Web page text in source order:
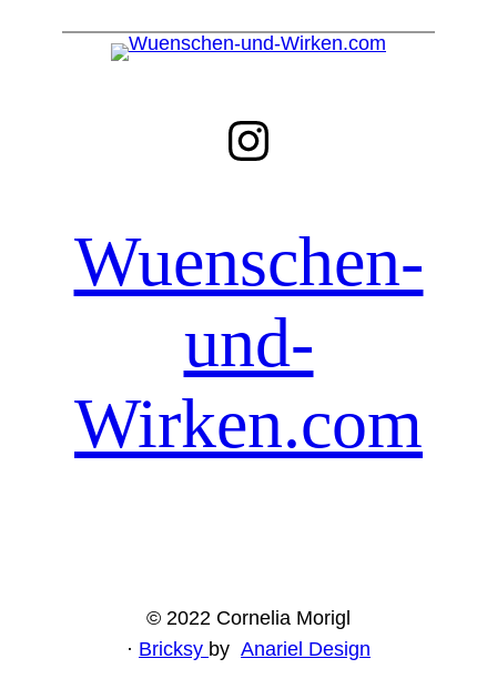
Instagram
Wuenschen-
und-
Wirken.com
© 2022 Cornelia Morigl
· Bricksy by Anariel Design